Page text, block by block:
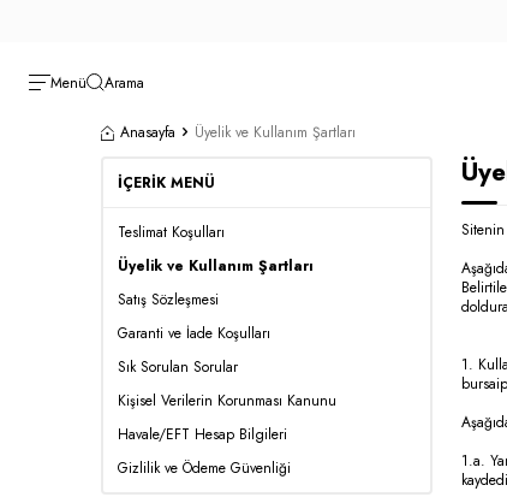
Menü Arama
Anasayfa Üyelik ve Kullanım Şartları
İÇERIK MENÜ
Teslimat Koşulları
Üyelik ve Kullanım Şartları
Satış Sözleşmesi
Garanti ve İade Koşulları
Sık Sorulan Sorular
Kişisel Verilerin Korunması Kanunu
Havale/EFT Hesap Bilgileri
Gizlilik ve Ödeme Güvenliği
1.
1.a.